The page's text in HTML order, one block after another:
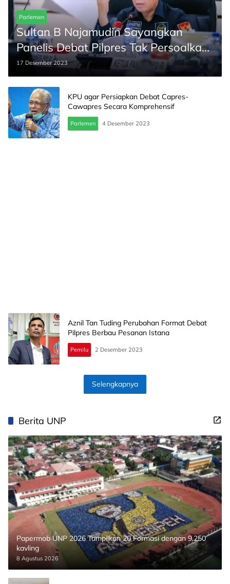
Parlemen
Sultan B Najamudin Sayangkan
Panelis Debat Pilpres Tak Persoalkan
Periode Maksimal Ketum Parpol
17 Desember 2023
KPU agar Persiapkan Debat Capres-
Cawapres Secara Komprehensif
Parlemen 4 Desember 2023
Aznil Tan Tuding Perubahan Format Debat
Pilpres Berbau Pesanan Istana
Pemilu 2 Desember 2023
Selengkapnya
Berita UNP
Papermob UNP 2026 Tampilkan 20 Formasi dengan 9.250
kavling
8 Agustus 2026